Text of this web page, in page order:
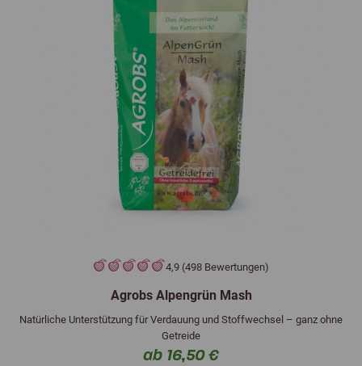
4,9 (498 Bewertungen)
Agrobs Alpengrün Mash
Natürliche Unterstützung für Verdauung und Stoffwechsel – ganz ohne
Getreide
ab 16,50 €